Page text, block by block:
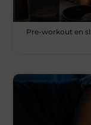
Pre-workout en